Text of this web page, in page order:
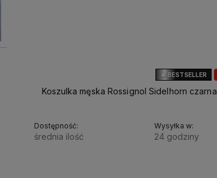
🔥 BESTSELLER
Koszulka męska Rossignol Sidelhorn czarna
Dostępność:
średnia ilość
Wysyłka w:
24 godziny